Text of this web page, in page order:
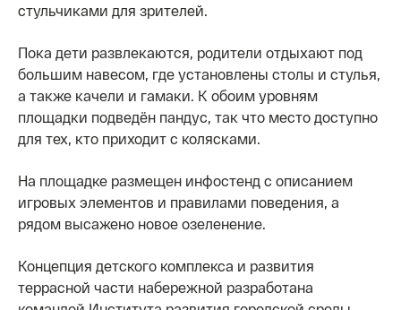
стульчиками для зрителей.
Пока дети развлекаются, родители отдыхают под
большим навесом, где установлены столы и стулья,
а также качели и гамаки. К обоим уровням
площадки подведён пандус, так что место доступно
для тех, кто приходит с колясками.
На площадке размещен инфостенд с описанием
игровых элементов и правилами поведения, а
рядом высажено новое озеленение.
Концепция детского комплекса и развития
террасной части набережной разработана